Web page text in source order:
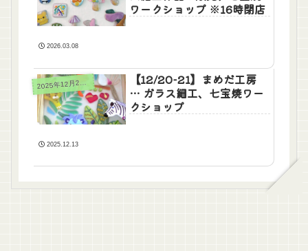
ワークショップ ※16時閉店
2026.03.08
2 025年12月20日(土)21日(日)
【12/20-21】まめだ工房
… ガラス細工、七宝焼ワー
クショップ
2025.12.13